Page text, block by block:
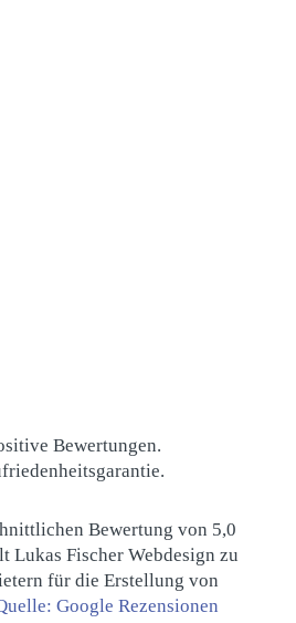
Bewertungen.
Bewertung von 5,0
Lukas Fischer Webdesign zu
für die Erstellung von
Google Rezensionen